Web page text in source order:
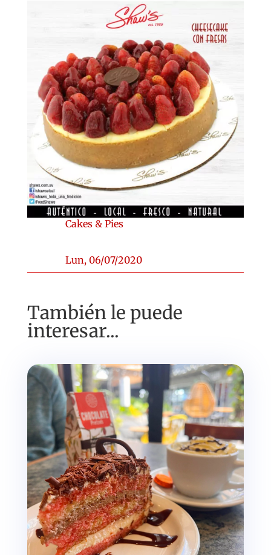
Cakes & Pies
Lun, 06/07/2020
También le puede
interesar...